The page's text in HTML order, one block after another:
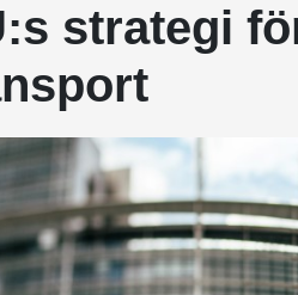
strategi